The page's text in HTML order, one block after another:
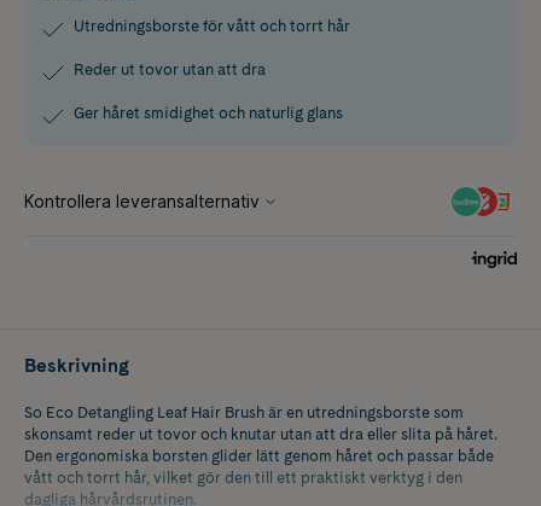
Utredningsborste för vått och torrt hår
Reder ut tovor utan att dra
Ger håret smidighet och naturlig glans
Beskrivning
So Eco Detangling Leaf Hair Brush är en utredningsborste som
skonsamt reder ut tovor och knutar utan att dra eller slita på håret.
Den ergonomiska borsten glider lätt genom håret och passar både
vått och torrt hår, vilket gör den till ett praktiskt verktyg i den
dagliga hårvårdsrutinen.